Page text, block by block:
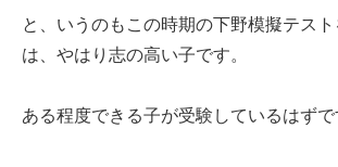
と、いうのもこの時期の下野模擬テスト
は、やはり志の高い子です。
ある程度できる子が受験しているはずで